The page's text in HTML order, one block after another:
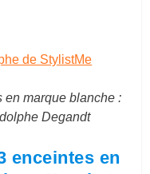
de StylistMe
en marque blanche :
Degandt
enceintes en